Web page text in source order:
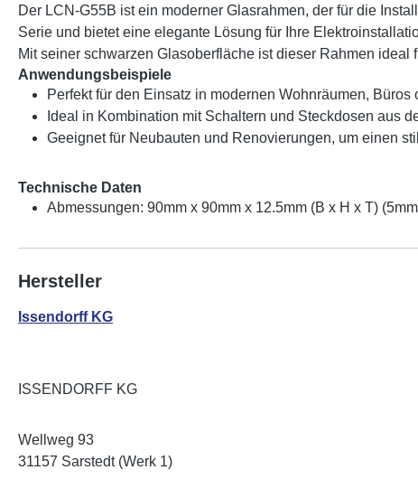
Der LCN-G55B ist ein moderner Glasrahmen, der für die
Serie und bietet eine elegante Lösung für Ihre
Mit seiner schwarzen Glasoberfläche ist dieser Rahmen
Anwendungsbeispiele
Perfekt für den Einsatz in modernen Wohnräumen, Büros
Ideal in Kombination mit Schaltern und Steckdosen aus
Geeignet für Neubauten und Renovierungen, um einen
Technische Daten
Abmessungen: 90mm x 90mm x 12.5mm (B x H x T)
Hersteller
Issendorff KG
ISSENDORFF KG
Wellweg 93
31157 Sarstedt (Werk 1)